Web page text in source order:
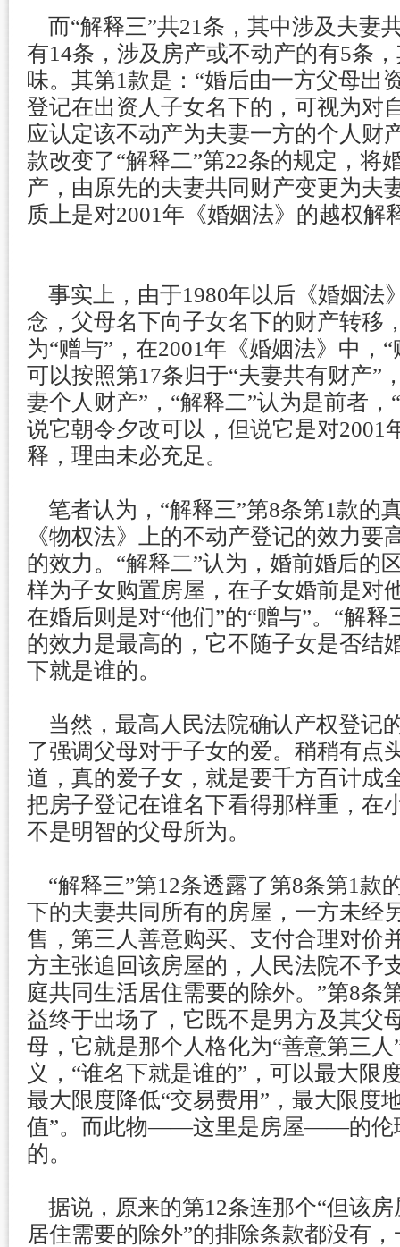
而“解释三”共21条，其中涉及夫妻
有14条，涉及房产或不动产的有5条
味。其第1款是：“婚后由一方父母出
登记在出资人子女名下的，可视为对
应认定该不动产为夫妻一方的个人财
款改变了“解释二”第22条的规定，将
产，由原先的夫妻共同财产变更为夫
质上是对2001年《婚姻法》的越权解
事实上，由于1980年以后《婚姻法
念，父母名下向子女名下的财产转移
为“赠与”，在2001年《婚姻法》中，
可以按照第17条归于“夫妻共有财产”
妻个人财产”，“解释二”认为是前者
说它朝令夕改可以，但说它是对2001
释，理由未必充足。
笔者认为，“解释三”第8条第1款的
《物权法》上的不动产登记的效力要
的效力。“解释二”认为，婚前婚后的
样为子女购置房屋，在子女婚前是对
在婚后则是对“他们”的“赠与”。“解
的效力是最高的，它不随子女是否结
下就是谁的。
当然，最高人民法院确认产权登记
了强调父母对于子女的爱。稍稍有点
道，真的爱子女，就是要千方百计成
把房子登记在谁名下看得那样重，在
不是明智的父母所为。
“解释三”第12条透露了第8条第1款
下的夫妻共同所有的房屋，一方未经
售，第三人善意购买、支付合理对价
方主张追回该房屋的，人民法院不予
庭共同生活居住需要的除外。”第8条
益终于出场了，它既不是男方及其父
母，它就是那个人格化为“善意第三
义，“谁名下就是谁的”，可以最大限
最大限度降低“交易费用”，最大限度
值”。而此物——这里是房屋——的伦
的。
据说，原来的第12条连那个“但该
居住需要的除外”的排除条款都没有